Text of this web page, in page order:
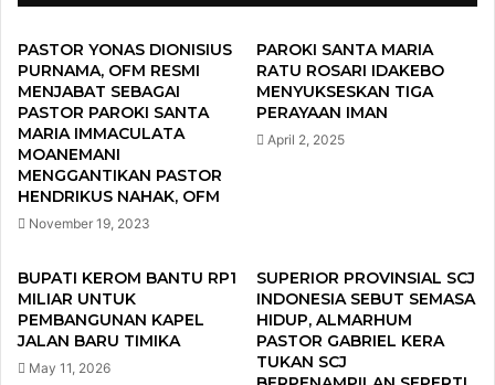
PASTOR YONAS DIONISIUS
PURNAMA, OFM RESMI
MENJABAT SEBAGAI
PASTOR PAROKI SANTA
MARIA IMMACULATA
MOANEMANI
MENGGANTIKAN PASTOR
HENDRIKUS NAHAK, OFM
November 19, 2023
PAROKI SANTA MARIA
RATU ROSARI IDAKEBO
MENYUKSESKAN TIGA
PERAYAAN IMAN
April 2, 2025
BUPATI KEROM BANTU RP1
MILIAR UNTUK
PEMBANGUNAN KAPEL
JALAN BARU TIMIKA
May 11, 2026
SUPERIOR PROVINSIAL SCJ
INDONESIA SEBUT SEMASA
HIDUP, ALMARHUM
PASTOR GABRIEL KERA
TUKAN SCJ